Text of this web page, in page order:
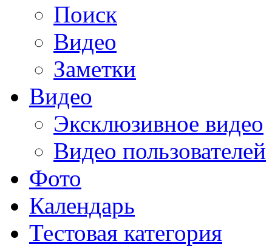
Поиск
Видео
Заметки
Видео
Эксклюзивное видео
Видео пользователей
Фото
Календарь
Тестовая категория